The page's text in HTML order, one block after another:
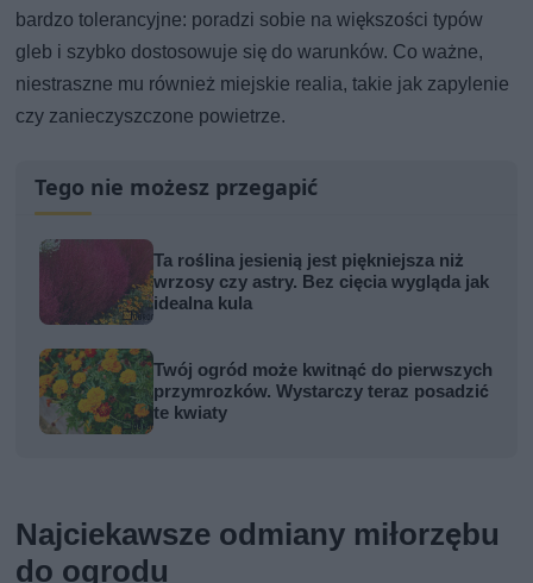
bardzo tolerancyjne: poradzi sobie na większości typów
gleb i szybko dostosowuje się do warunków. Co ważne,
niestraszne mu również miejskie realia, takie jak zapylenie
czy zanieczyszczone powietrze.
Tego nie możesz przegapić
Ta roślina jesienią jest piękniejsza niż
wrzosy czy astry. Bez cięcia wygląda jak
idealna kula
Twój ogród może kwitnąć do pierwszych
przymrozków. Wystarczy teraz posadzić
te kwiaty
Najciekawsze odmiany miłorzębu
do ogrodu